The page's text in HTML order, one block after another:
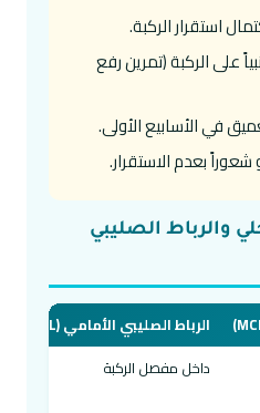
استقرار الركبة.
على الركبة (تمرين رفع
في الأسابيع الأولى.
بعدم الاستقرار.
والرباط الصليبي
الرباط الصليبي الأمامي (ACL)
داخل مفصل الركبة